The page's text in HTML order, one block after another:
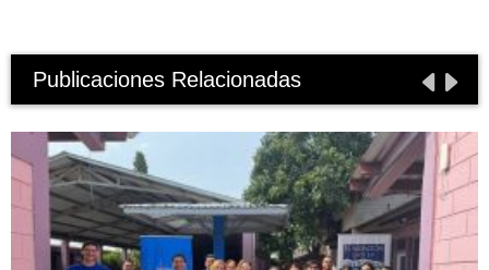
Publicaciones Relacionadas